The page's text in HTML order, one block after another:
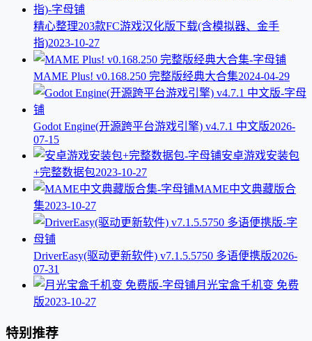
精心整理203款FC游戏汉化版下载(含模拟器、金手
指)2023-10-27
MAME Plus! v0.168.250 完整版经典大合集2024-04-29
Godot Engine(开源跨平台游戏引擎) v4.7.1 中文版2026-
07-15
安卓游戏安装包
+完整数据包2023-10-27
MAME中文典藏版合
集2023-10-27
DriverEasy(驱动更新软件) v7.1.5.5750 多语便携版2026-
07-31
月光宝盒千机变 免费
版2023-10-27
特别推荐